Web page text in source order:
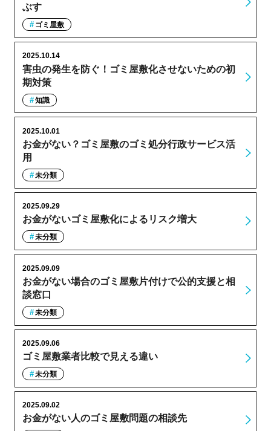
ぶす
ゴミ屋敷
害虫の発生を防ぐ！ゴミ屋敷化させないための初
期対策
2025.10.14
知識
お金がない？ゴミ屋敷のゴミ処分行政サービス活
用
2025.10.01
未分類
お金がないゴミ屋敷化によるリスク増大
2025.09.29
未分類
お金がない場合のゴミ屋敷片付けで公的支援と相
談窓口
2025.09.09
未分類
ゴミ屋敷業者比較で見える違い
2025.09.06
未分類
お金がない人のゴミ屋敷問題の相談先
2025.09.02